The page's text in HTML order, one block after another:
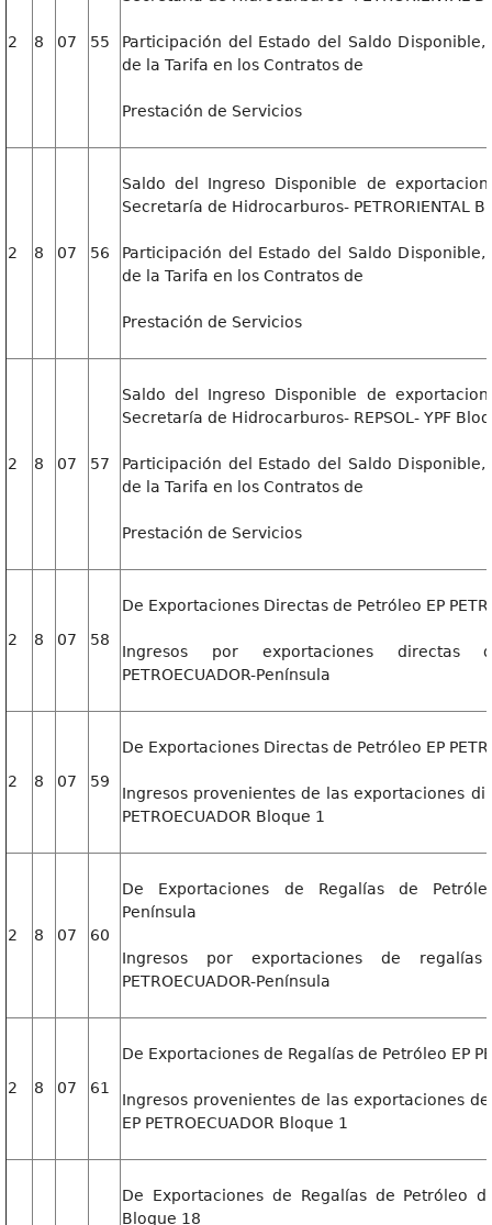
2 8 07 55
Participación del Estado del Saldo
de la Tarifa en los Contratos de
Prestación de Servicios
2 8 07 56
Saldo del Ingreso Disponible de
Secretaría de Hidrocarburos- PETRORIENTAL
Participación del Estado del Saldo
de la Tarifa en los Contratos de
Prestación de Servicios
2 8 07 57
Saldo del Ingreso Disponible de
Secretaría de Hidrocarburos- REPSOL- YPF
Participación del Estado del Saldo
de la Tarifa en los Contratos de
Prestación de Servicios
2 8 07 58
De Exportaciones Directas de Petróleo EP
Ingresos por exportaciones
PETROECUADOR-Península
2 8 07 59
De Exportaciones Directas de Petróleo EP
Ingresos provenientes de las exportaciones
PETROECUADOR Bloque 1
2 8 07 60
De Exportaciones de Regalías de Petróleo
Península
Ingresos por exportaciones de
PETROECUADOR-Península
2 8 07 61
De Exportaciones de Regalías de Petróleo EP
Ingresos provenientes de las exportaciones
EP PETROECUADOR Bloque 1
De Exportaciones de Regalías de Petróleo de
Bloque 18